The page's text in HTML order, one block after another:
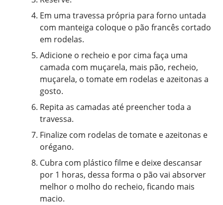
Em uma travessa própria para forno untada
com manteiga coloque o pão francês cortado
em rodelas.
Adicione o recheio e por cima faça uma
camada com muçarela, mais pão, recheio,
muçarela, o tomate em rodelas e azeitonas a
gosto.
Repita as camadas até preencher toda a
travessa.
Finalize com rodelas de tomate e azeitonas e
orégano.
Cubra com plástico filme e deixe descansar
por 1 horas, dessa forma o pão vai absorver
melhor o molho do recheio, ficando mais
macio.